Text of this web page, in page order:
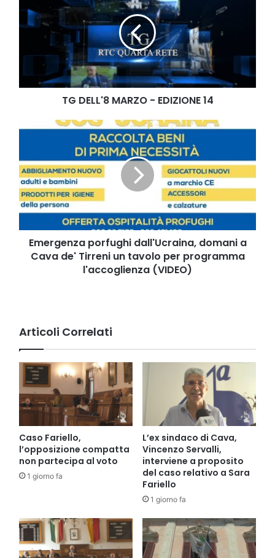
MARZO
-
EDIZIONE
TG DELL'8 MARZO - EDIZIONE 14
Emergenza
dall'Ucraina,
domani
a
Cava
de'
Tirreni
un
tavolo
per
Emergenza porfughi dall'Ucraina, domani a
Cava de' Tirreni un tavolo per programma
l'accoglienza (VIDEO)
Articoli Correlati
Caso Fariello,
l’opposizione compatta
non partecipa al voto
1 giorno fa
L’ex sindaco di Cava,
Vincenzo Servalli,
interviene a proposito
del caso relativo a Sara
Fariello
1 giorno fa